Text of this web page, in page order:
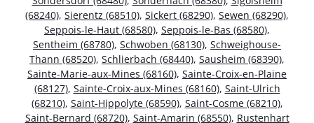
(68240), Sierentz (68510), Sickert (68290), Sewen (68290),
Seppois-le-Haut (68580), Seppois-le-Bas (68580),
Sentheim (68780), Schwoben (68130), Schweighouse-
Thann (68520), Schlierbach (68440), Sausheim (68390),
Sainte-Marie-aux-Mines (68160), Sainte-Croix-en-Plaine
(68127), Sainte-Croix-aux-Mines (68160), Saint-Ulrich
(68210), Saint-Hippolyte (68590), Saint-Cosme (68210),
Saint-Bernard (68720), Saint-Amarin (68550), Rustenhart